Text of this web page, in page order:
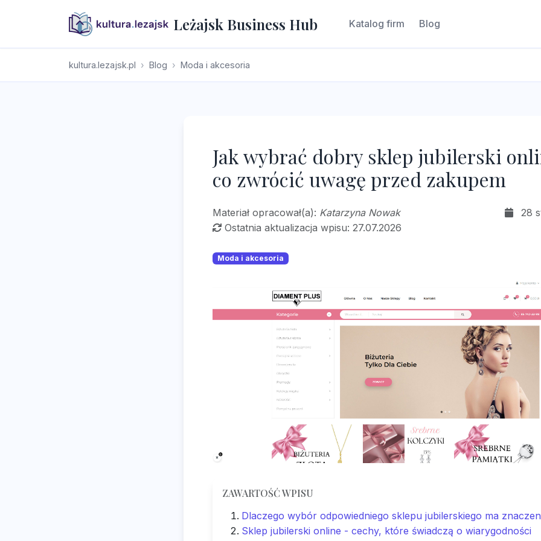
Leżajsk Business Hub Katalog firm Blog
kultura.lezajsk.pl Blog Moda i akcesoria
Jak wybrać dobry sklep jubilerski
co zwrócić uwagę przed zakupem
Materiał opracował(a): Katarzyna Nowak
28
Ostatnia aktualizacja wpisu: 27.07.2026
Moda i akcesoria
ZAWARTOŚĆ WPISU
Dlaczego wybór odpowiedniego sklepu jubilerskiego ma
Sklep jubilerski online - cechy, które świadczą o wiarygodności